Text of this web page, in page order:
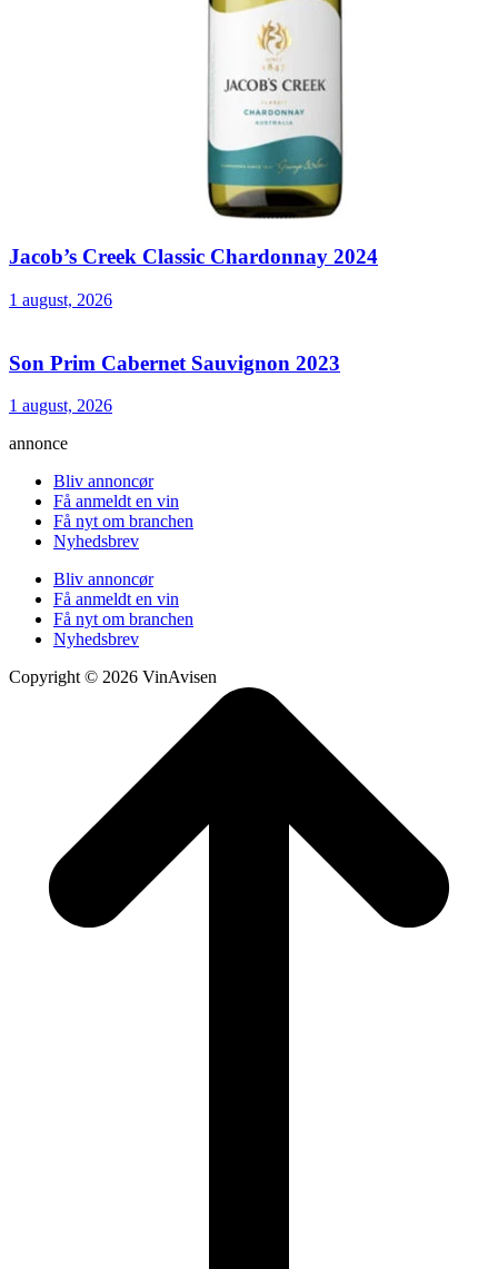
Jacob’s Creek Classic Chardonnay 2024
1 august, 2026
Son Prim Cabernet Sauvignon 2023
1 august, 2026
annonce
Bliv annoncør
Få anmeldt en vin
Få nyt om branchen
Nyhedsbrev
Bliv annoncør
Få anmeldt en vin
Få nyt om branchen
Nyhedsbrev
Copyright © 2026 VinAvisen